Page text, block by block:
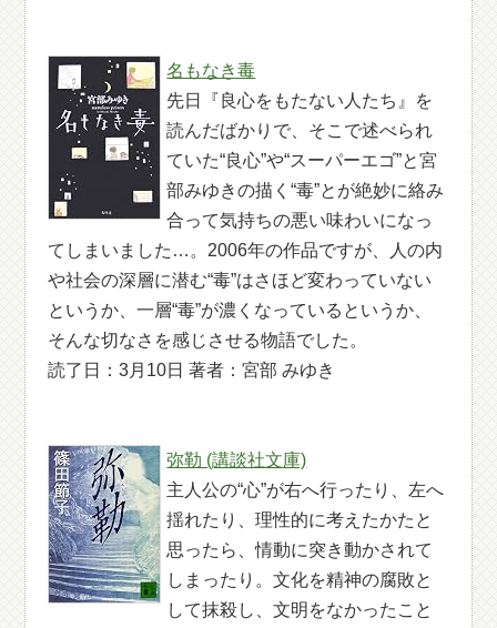
名もなき毒
先日『良心をもたない人たち』を
読んだばかりで、そこで述べられ
ていた“良心”や“スーパーエゴ”と宮
部みゆきの描く“毒”とが絶妙に絡み
合って気持ちの悪い味わいになっ
てしまいました…。2006年の作品ですが、人の内
や社会の深層に潜む“毒”はさほど変わっていない
というか、一層“毒”が濃くなっているというか、
そんな切なさを感じさせる物語でした。
読了日：3月10日 著者：宮部 みゆき
弥勒 (講談社文庫)
主人公の“心”が右へ行ったり、左へ
揺れたり、理性的に考えたかたと
思ったら、情動に突き動かされて
しまったり。文化を精神の腐敗と
して抹殺し、文明をなかったこと